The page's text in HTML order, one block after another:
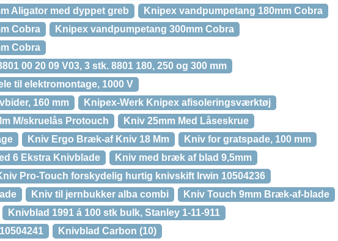
Aligator med dyppet greb
Knipex vandpumpetang 180mm Cobra
Cobra
Knipex vandpumpetang 300mm Cobra
Cobra
00 20 09 V03, 3 stk. 8801 180, 250 og 300 mm
til elektromontage, 1000 V
160 mm
Knipex-Werk Knipex afisoleringsværktøj
M/skruelås Protouch
Kniv 25mm Med Låseskrue
Kniv Ergo Bræk-af Kniv 18 Mm
Kniv for gratspade, 100 mm
6 Ekstra Knivblade
Kniv med bræk af blad 9,5mm
Pro-Touch forskydelig hurtig knivskift Irwin 10504236
Kniv til jernbukker alba combi
Kniv Touch 9mm Bræk-af-blade
Knivblad 1991 á 100 stk bulk, Stanley 1-11-911
Knivblad Carbon (10)